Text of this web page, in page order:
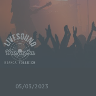
05/03/2023